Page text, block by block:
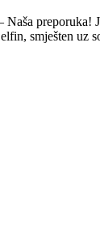
preporuka!
smješten uz